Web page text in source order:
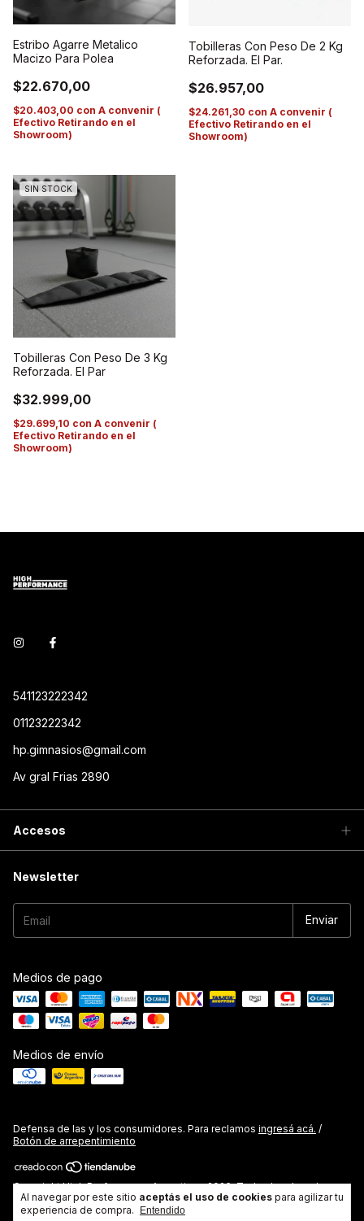
Al navegar por este sitio aceptás el uso de cookies para agilizar tu
experiencia de compra.
Entendido
Estribo Agarre Metalico
Macizo Para Polea
$22.670,00
$20.403,00 con A convenir (
Efectivo Retirando en el
Showroom)
Tobilleras Con Peso De 2 Kg
Reforzada. El Par.
$26.957,00
$24.261,30 con A convenir (
Efectivo Retirando en el
Showroom)
SIN STOCK
Tobilleras Con Peso De 3 Kg
Reforzada. El Par
$32.999,00
$29.699,10 con A convenir (
Efectivo Retirando en el
Showroom)
541123222342
01123222342
hp.gimnasios@gmail.com
Av gral Frias 2890
Accesos
Newsletter
Medios de pago
Medios de envío
Defensa de las y los consumidores. Para reclamos ingresá acá. /
Botón de arrepentimiento
Copyright High Performance Argentina - 2026. Todos los derechos
reservados.